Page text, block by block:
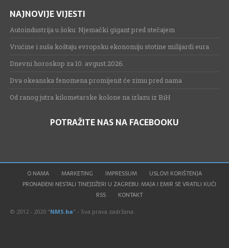
NAJNOVIJE VIJESTI
Autoindustrija u šoku: Njemački gigant pred stečajem
Vrućine i suša koštaju evropsku ekonomiju stotine milijardi eura
Dnevni horoskop za 10. avgust.2026.
Dva okeanska fenomena promijenit će zimu pred nama
Od ranog jutra kilometarske kolone na izlazu iz BiH
POTRAŽITE NAS NA FACEBOOKU
O NAMA MARKETING IMPRESSUM
USLOVI KORIŠTENJA
PRONAĐENI NESTALI TINEJDŽERI U ZAGREBU: MAJA I EMIR SE VRATILI KUĆI
RSS
KONTAKT
© 2012 - 2020 "NMS.ba" - Sva prava zadržana.